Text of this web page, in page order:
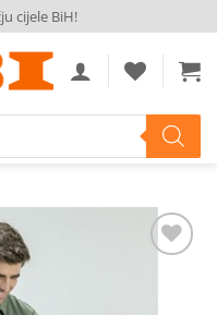
cijele BiH!